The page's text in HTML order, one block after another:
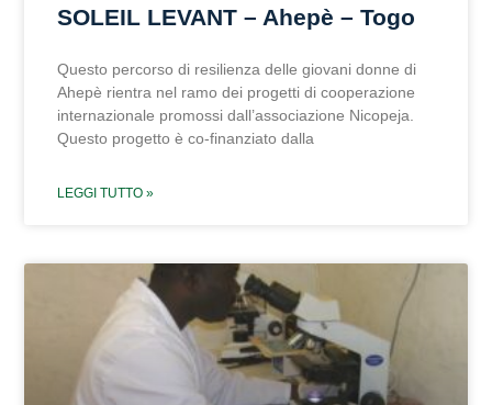
SOLEIL LEVANT – Ahepè – Togo
Questo percorso di resilienza delle giovani donne di
Ahepè rientra nel ramo dei progetti di cooperazione
internazionale promossi dall’associazione Nicopeja.
Questo progetto è co-finanziato dalla
LEGGI TUTTO »